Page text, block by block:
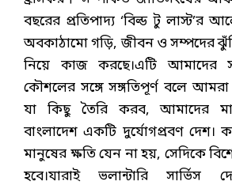
বছরের প্রতিপাদ্য ‘বিল্ড টু লাস্ট’র
অবকাঠামো গড়ি, জীবন ও সম্পদের ঝুঁকি
নিয়ে কাজ করছে।এটি আমাদের
কৌশলের সঙ্গে সঙ্গতিপূর্ণ বলে
যা কিছু তৈরি করব, আমাদের
বাংলাদেশ একটি দুর্যোগপ্রবণ দেশ।
মানুষের ক্ষতি যেন না হয়, সেদিকে
হবে।যারাই ভলান্টারি সার্ভিস